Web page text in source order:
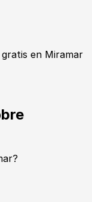
en Miramar